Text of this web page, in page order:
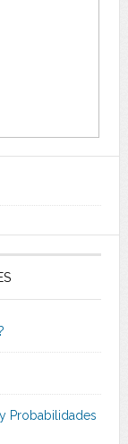
Probabilidades